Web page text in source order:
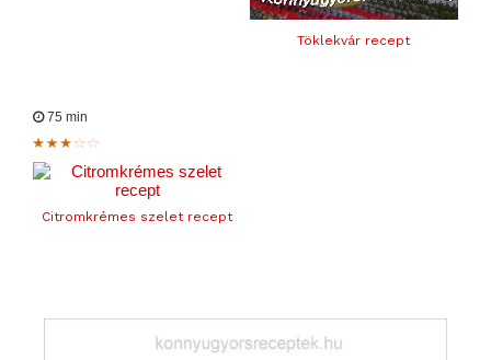
Töklekvár recept
75 min
Citromkrémes szelet recept